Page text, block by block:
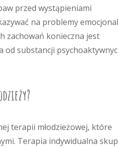
przed wystąpieniami
na problemy
zachowań konieczna jest
od substancji
terapii młodzieżowej, które
Terapia indywidualna